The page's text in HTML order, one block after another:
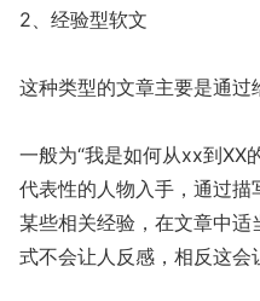
2、经验型软文
这种类型的文章主要是通过
一般为“我是如何从xx到XX
代表性的人物入手，通过
某些相关经验，在文章中
式不会让人反感，相反这会